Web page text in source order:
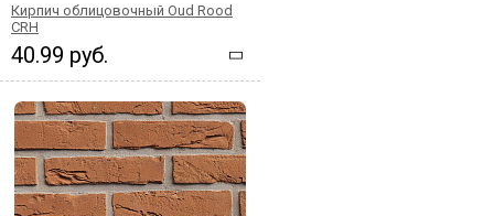
Кирпич облицовочный Oud Rood
CRH
40.99 руб.